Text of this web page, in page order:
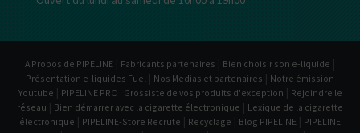
A Propos de PIPELINE | Fabricants partenaires | Bien choisir son e-liquide |
Présentation e-liquides Fuel | Nos Medias et partenaires | Notre émission
Youtube | PIPELINE PRO : Grossiste de vos produits d'exception | Rejoindre le
réseau | Bien démarrer avec la cigarette électronique | Lexique de la cigarette
électronique | PIPELINE-Store Recrute | Recyclage | Blog PIPELINE | PIPELINE